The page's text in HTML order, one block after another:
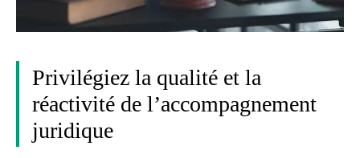
Privilégiez la qualité et la
réactivité de l’accompagnement
juridique